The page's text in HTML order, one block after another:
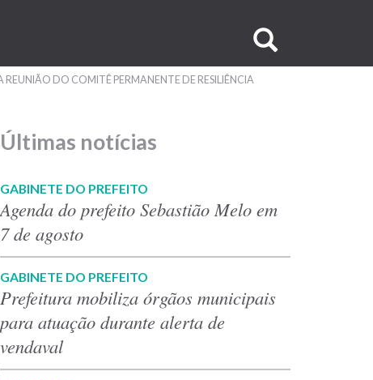
no
REUNIÃO DO COMITÊ PERMANENTE DE RESILIÊNCIA
Últimas notícias
GABINETE DO PREFEITO
Agenda do prefeito Sebastião Melo em
7 de agosto
GABINETE DO PREFEITO
Prefeitura mobiliza órgãos municipais
para atuação durante alerta de
vendaval